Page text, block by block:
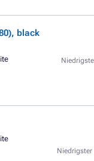
black
Niedrigster